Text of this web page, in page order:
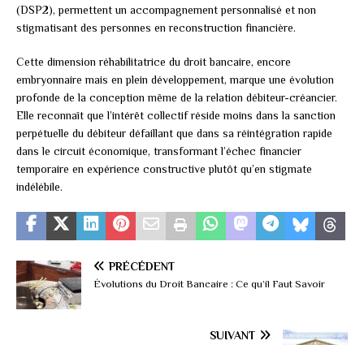
(DSP2), permettent un accompagnement personnalisé et non
stigmatisant des personnes en reconstruction financière.
Cette dimension réhabilitatrice du droit bancaire, encore
embryonnaire mais en plein développement, marque une évolution
profonde de la conception même de la relation débiteur-créancier.
Elle reconnaît que l’intérêt collectif réside moins dans la sanction
perpétuelle du débiteur défaillant que dans sa réintégration rapide
dans le circuit économique, transformant l’échec financier
temporaire en expérience constructive plutôt qu’en stigmate
indélébile.
PRÉCÉDENT
Évolutions du Droit Bancaire : Ce qu’il Faut Savoir
SUIVANT